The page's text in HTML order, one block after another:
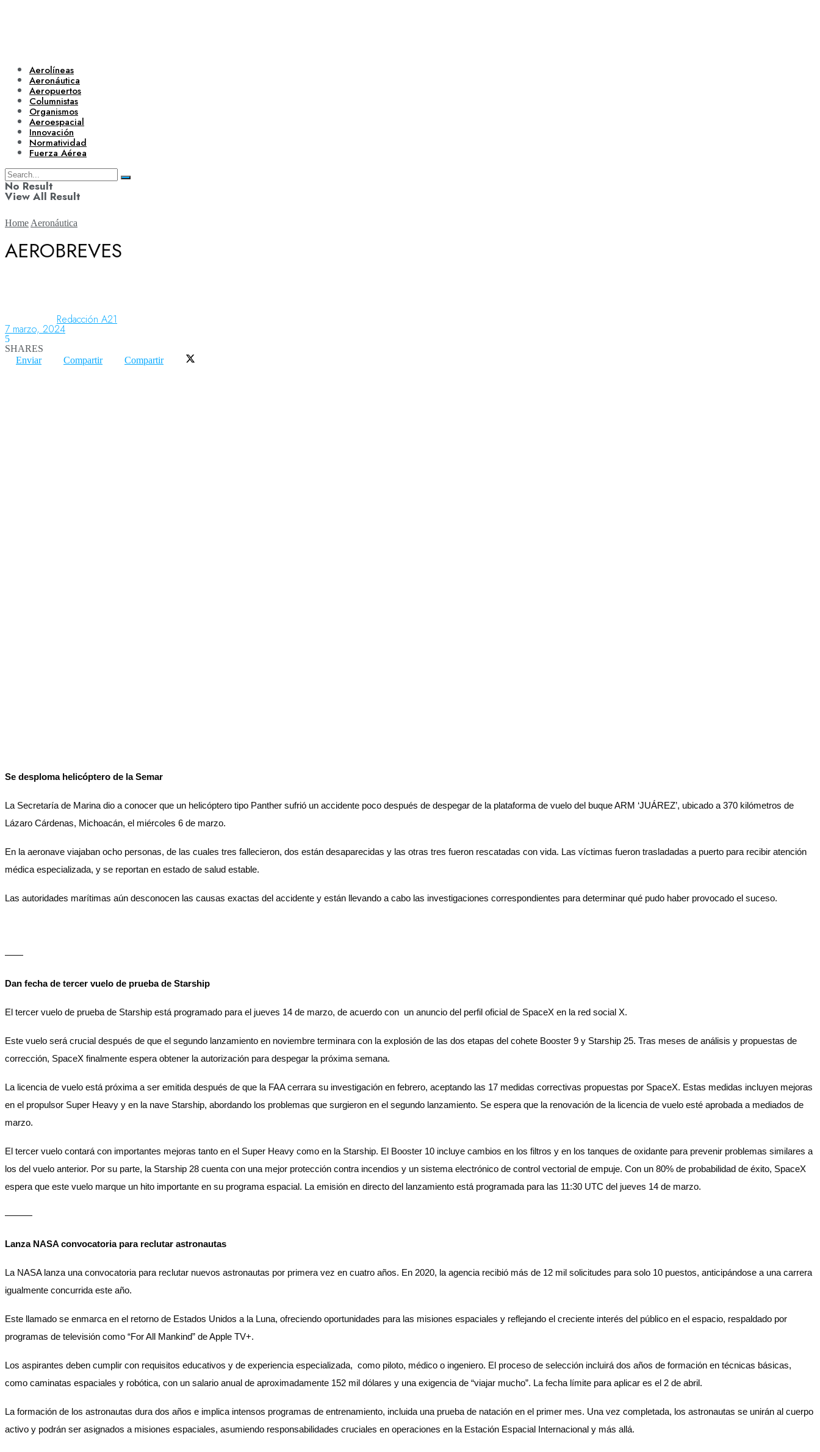
Aerolíneas
Aeronáutica
Aeropuertos
Columnistas
Organismos
Aeroespacial
Innovación
Normatividad
Fuerza Aérea
No Result
View All Result
Aeronáutica
Aeropuertos
Home Aeronáutica
AEROBREVES
Redacción A21
7 marzo, 2024
5
SHARES
Enviar
Compartir Compartir
Se desploma helicóptero de la Semar
La Secretaría de Marina dio a conocer que un helicóptero tipo Panther sufrió un accidente poco después de despegar de la plataforma de vuelo del buque ARM ‘JUÁREZ’, ubicado a 370 kilómetros de
Lázaro Cárdenas, Michoacán, el miércoles 6 de marzo.
En la aeronave viajaban ocho personas, de las cuales tres fallecieron, dos están desaparecidas y las otras tres fueron rescatadas con vida. Las víctimas fueron trasladadas a puerto para recibir atención
médica especializada, y se reportan en estado de salud estable.
Las autoridades marítimas aún desconocen las causas exactas del accidente y están llevando a cabo las investigaciones correspondientes para determinar qué pudo haber provocado el suceso.
——
Dan fecha de tercer vuelo de prueba de Starship
El tercer vuelo de prueba de Starship está programado para el jueves 14 de marzo, de acuerdo con un anuncio del perfil oficial de SpaceX en la red social X.
Este vuelo será crucial después de que el segundo lanzamiento en noviembre terminara con la explosión de las dos etapas del cohete Booster 9 y Starship 25. Tras meses de análisis y propuestas de
corrección, SpaceX finalmente espera obtener la autorización para despegar la próxima semana.
La licencia de vuelo está próxima a ser emitida después de que la FAA cerrara su investigación en febrero, aceptando las 17 medidas correctivas propuestas por SpaceX. Estas medidas incluyen mejoras
en el propulsor Super Heavy y en la nave Starship, abordando los problemas que surgieron en el segundo lanzamiento. Se espera que la renovación de la licencia de vuelo esté aprobada a mediados de
marzo.
El tercer vuelo contará con importantes mejoras tanto en el Super Heavy como en la Starship. El Booster 10 incluye cambios en los filtros y en los tanques de oxidante para prevenir problemas similares a
los del vuelo anterior. Por su parte, la Starship 28 cuenta con una mejor protección contra incendios y un sistema electrónico de control vectorial de empuje. Con un 80% de probabilidad de éxito, SpaceX
espera que este vuelo marque un hito importante en su programa espacial. La emisión en directo del lanzamiento está programada para las 11:30 UTC del jueves 14 de marzo.
———
Lanza NASA convocatoria para reclutar astronautas
La NASA lanza una convocatoria para reclutar nuevos astronautas por primera vez en cuatro años. En 2020, la agencia recibió más de 12 mil solicitudes para solo 10 puestos, anticipándose a una carrera
igualmente concurrida este año.
Este llamado se enmarca en el retorno de Estados Unidos a la Luna, ofreciendo oportunidades para las misiones espaciales y reflejando el creciente interés del público en el espacio, respaldado por
programas de televisión como “For All Mankind” de Apple TV+.
Los aspirantes deben cumplir con requisitos educativos y de experiencia especializada, como piloto, médico o ingeniero. El proceso de selección incluirá dos años de formación en técnicas básicas,
como caminatas espaciales y robótica, con un salario anual de aproximadamente 152 mil dólares y una exigencia de “viajar mucho”. La fecha límite para aplicar es el 2 de abril.
La formación de los astronautas dura dos años e implica intensos programas de entrenamiento, incluida una prueba de natación en el primer mes. Una vez completada, los astronautas se unirán al cuerpo
activo y podrán ser asignados a misiones espaciales, asumiendo responsabilidades cruciales en operaciones en la Estación Espacial Internacional y más allá.